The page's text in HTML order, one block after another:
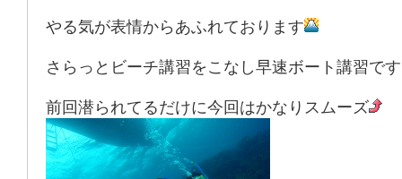
やる気が表情からあふれております
さらっとビーチ講習をこなし早速ボート講習です
前回潜られてるだけに今回はかなりスムーズ